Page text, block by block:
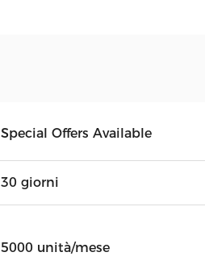
Special Offers Available
30 giorni
5000 unità/mese